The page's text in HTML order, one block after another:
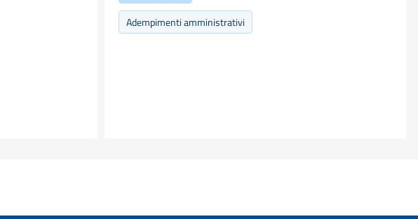
Adempimenti amministrativi